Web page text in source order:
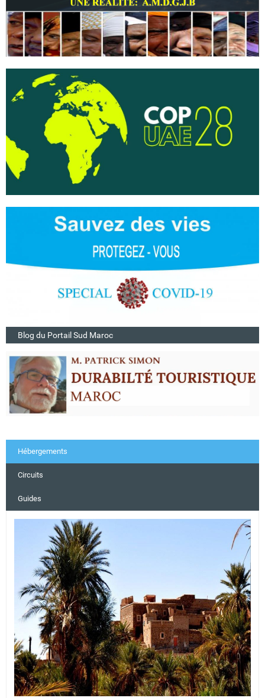
Blog du Portail Sud Maroc
Hébergements
Circuits
Guides